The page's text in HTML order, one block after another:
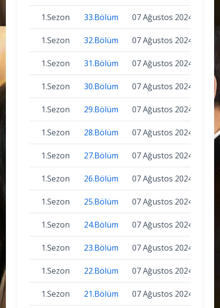
1.Sezon 33.Bölüm 07 Ağustos 2024
1.Sezon 32.Bölüm 07 Ağustos 2024
1.Sezon 31.Bölüm 07 Ağustos 2024
1.Sezon 30.Bölüm 07 Ağustos 2024
1.Sezon 29.Bölüm 07 Ağustos 2024
1.Sezon 28.Bölüm 07 Ağustos 2024
1.Sezon 27.Bölüm 07 Ağustos 2024
1.Sezon 26.Bölüm 07 Ağustos 2024
1.Sezon 25.Bölüm 07 Ağustos 2024
1.Sezon 24.Bölüm 07 Ağustos 2024
1.Sezon 23.Bölüm 07 Ağustos 2024
1.Sezon 22.Bölüm 07 Ağustos 2024
1.Sezon 21.Bölüm 07 Ağustos 2024